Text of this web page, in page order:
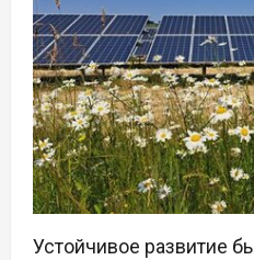
Устойчивое развитие